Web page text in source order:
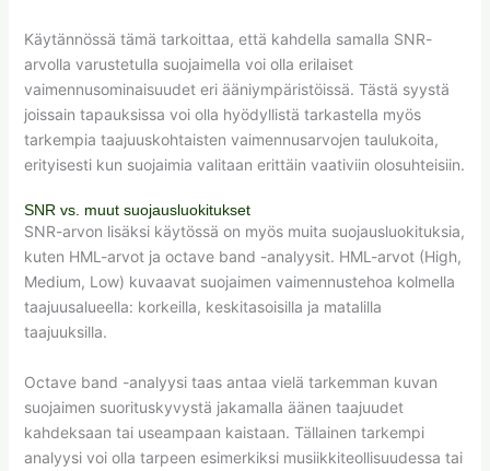
Käytännössä tämä tarkoittaa, että kahdella samalla SNR-
arvolla varustetulla suojaimella voi olla erilaiset
vaimennusominaisuudet eri ääniympäristöissä. Tästä syystä
joissain tapauksissa voi olla hyödyllistä tarkastella myös
tarkempia taajuuskohtaisten vaimennusarvojen taulukoita,
erityisesti kun suojaimia valitaan erittäin vaativiin olosuhteisiin.
SNR vs. muut suojausluokitukset
SNR-arvon lisäksi käytössä on myös muita suojausluokituksia,
kuten HML-arvot ja octave band -analyysit. HML-arvot (High,
Medium, Low) kuvaavat suojaimen vaimennustehoa kolmella
taajuusalueella: korkeilla, keskitasoisilla ja matalilla
taajuuksilla.
Octave band -analyysi taas antaa vielä tarkemman kuvan
suojaimen suorituskyvystä jakamalla äänen taajuudet
kahdeksaan tai useampaan kaistaan. Tällainen tarkempi
analyysi voi olla tarpeen esimerkiksi musiikkiteollisuudessa tai